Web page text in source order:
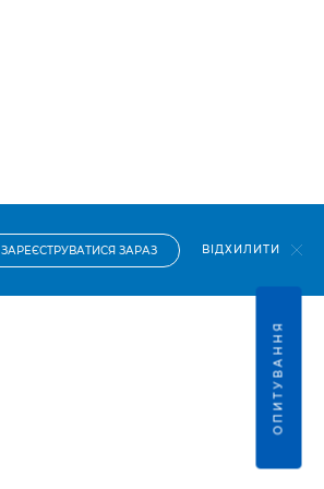
ЗАРЕЄСТРУВАТИСЯ ЗАРАЗ ВІДХИЛИТИ
ОПИТУВАННЯ